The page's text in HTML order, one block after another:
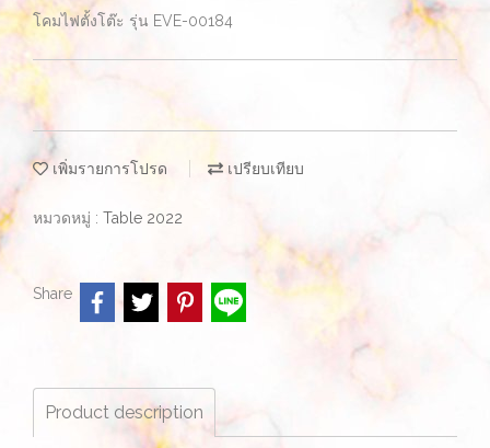
โคมไฟตั้งโต๊ะ รุ่น EVE-00184
เพิ่มรายการโปรด เปรียบเทียบ
หมวดหมู่ : Table 2022
Share
Product description